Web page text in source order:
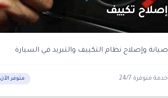
إصلاح تكييف
صيانة وإصلاح نظام التكييف والتبريد في السيارة
خدمة متوفرة 24/7 متوفر الآن